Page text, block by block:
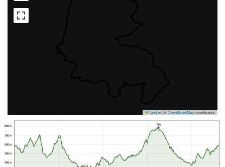
Leaflet|©OpenStreetMapcontributors
400 m
500 m
600 m
700 m
800 m
322
786